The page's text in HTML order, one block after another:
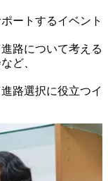
ートするイベント
路について考える
ど、
路選択に役立つイ